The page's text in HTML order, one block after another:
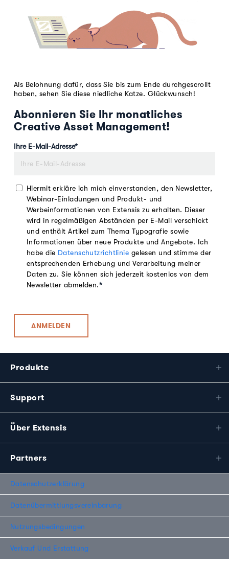
Als Belohnung dafür, dass Sie bis zum Ende durchgescrollt
haben, sehen Sie diese niedliche Katze. Glückwunsch!
Abonnieren Sie Ihr monatliches
Creative Asset Management!
Ihre E-Mail-Adresse*
Hiermit erkläre ich mich einverstanden, den Newsletter,
Webinar-Einladungen und Produkt- und
Werbeinformationen von Extensis zu erhalten. Dieser
wird in regelmäßigen Abständen per E-Mail verschickt
und enthält Artikel zum Thema Typografie sowie
Informationen über neue Produkte und Angebote. Ich
habe die Datenschutzrichtlinie gelesen und stimme der
entsprechenden Erhebung und Verarbeitung meiner
Daten zu. Sie können sich jederzeit kostenlos von dem
Newsletter abmelden.*
Produkte
Support
Über Extensis
Partners
Datenschutzerklärung
Datenübermittlungsvereinbarung
Nutzungsbedingungen
Verkauf Und Erstattung